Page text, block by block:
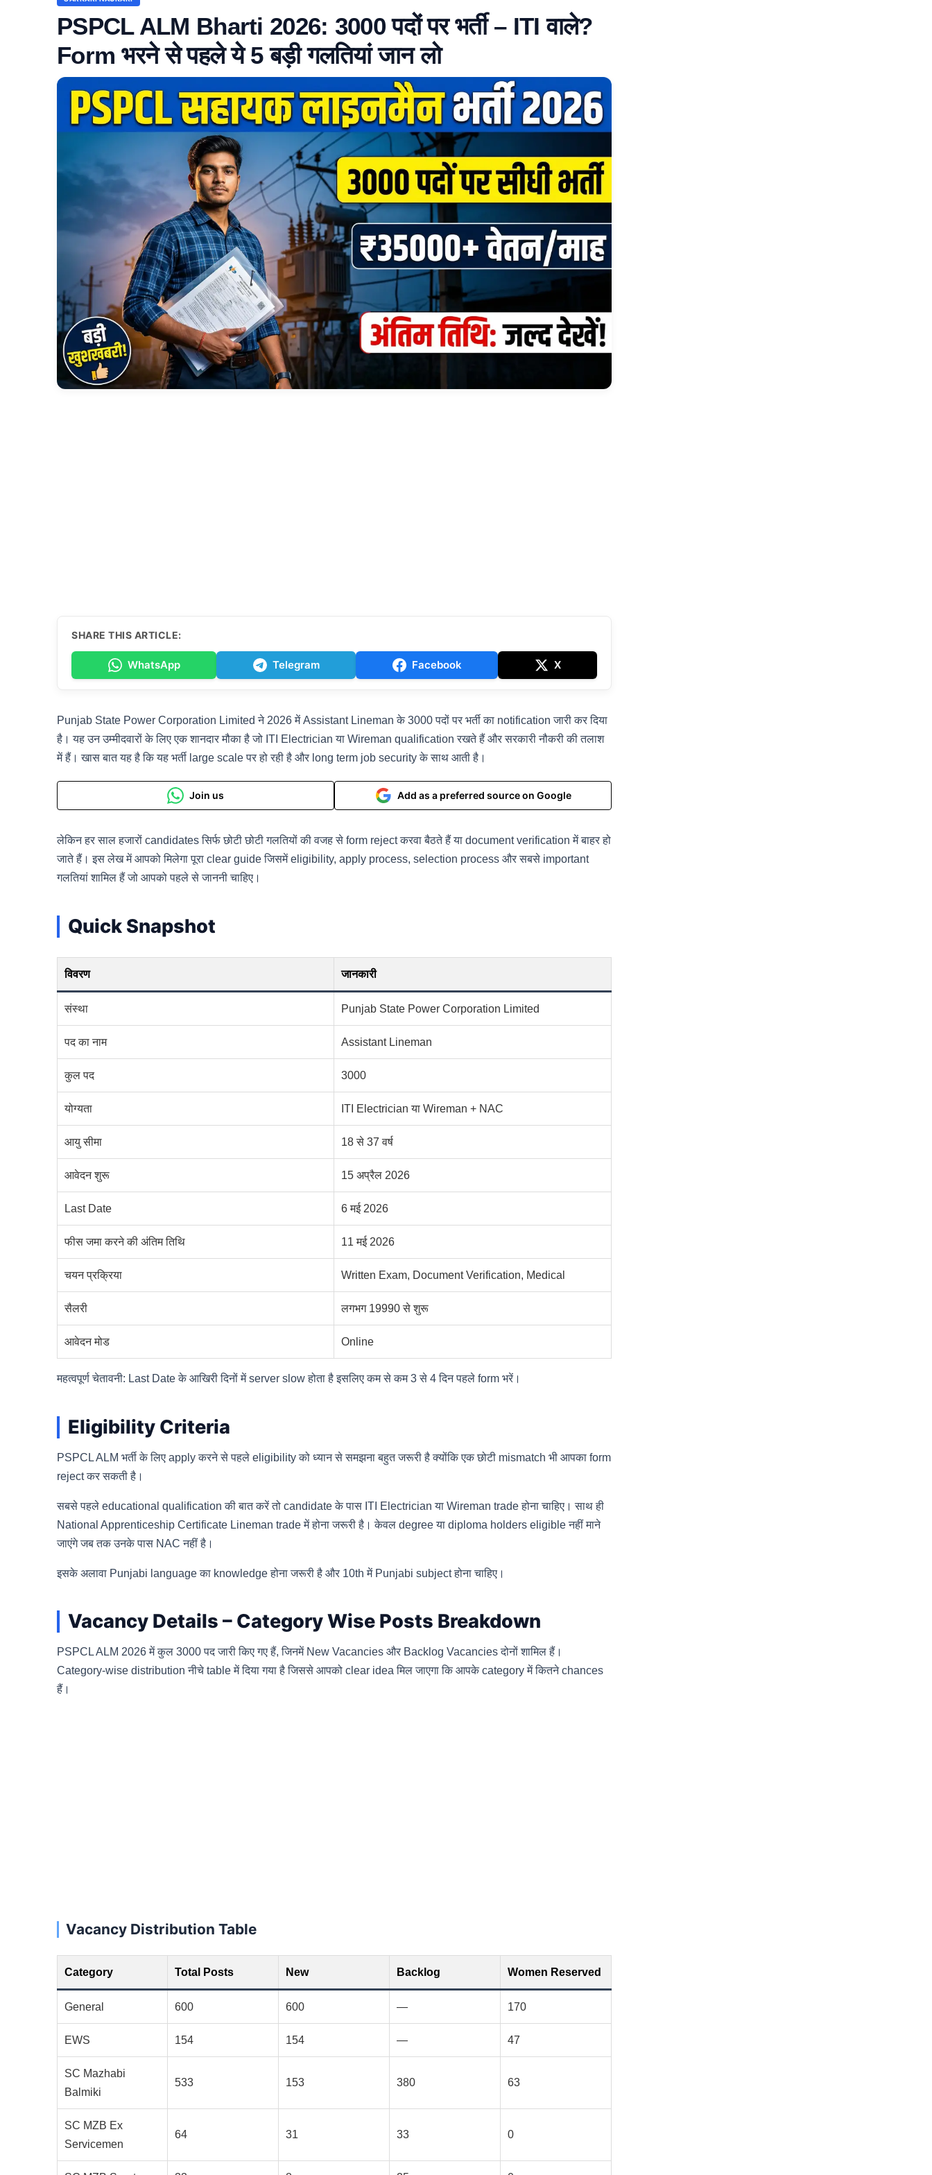
PSPCL ALM Bharti 2026: 3000 पदों पर भर्ती – ITI वाले?
Form भरने से पहले ये 5 बड़ी गलतियां जान लो
SHARE THIS ARTICLE:
WhatsApp Telegram Facebook X
Punjab State Power Corporation Limited ने 2026 में Assistant Lineman के 3000 पदों पर भर्ती का notification जारी कर दिया
है। यह उन उम्मीदवारों के लिए एक शानदार मौका है जो ITI Electrician या Wireman qualification रखते हैं और सरकारी नौकरी की तलाश
में हैं। खास बात यह है कि यह भर्ती large scale पर हो रही है और long term job security के साथ आती है।
Join us Add as a preferred source on Google
लेकिन हर साल हजारों candidates सिर्फ छोटी छोटी गलतियों की वजह से form reject करवा बैठते हैं या document verification में बाहर हो
जाते हैं। इस लेख में आपको मिलेगा पूरा clear guide जिसमें eligibility, apply process, selection process और सबसे important
गलतियां शामिल हैं जो आपको पहले से जाननी चाहिए।
Quick Snapshot
विवरण जानकारी
संस्था Punjab State Power Corporation Limited
पद का नाम Assistant Lineman
कुल पद 3000
योग्यता ITI Electrician या Wireman + NAC
आयु सीमा 18 से 37 वर्ष
आवेदन शुरू 15 अप्रैल 2026
Last Date 6 मई 2026
फीस जमा करने की अंतिम तिथि 11 मई 2026
चयन प्रक्रिया Written Exam, Document Verification, Medical
सैलरी लगभग 19990 से शुरू
आवेदन मोड Online
महत्वपूर्ण चेतावनी: Last Date के आखिरी दिनों में server slow होता है इसलिए कम से कम 3 से 4 दिन पहले form भरें।
Eligibility Criteria
PSPCL ALM भर्ती के लिए apply करने से पहले eligibility को ध्यान से समझना बहुत जरूरी है क्योंकि एक छोटी mismatch भी आपका form
reject कर सकती है।
सबसे पहले educational qualification की बात करें तो candidate के पास ITI Electrician या Wireman trade होना चाहिए। साथ ही
National Apprenticeship Certificate Lineman trade में होना जरूरी है। केवल degree या diploma holders eligible नहीं माने
जाएंगे जब तक उनके पास NAC नहीं है।
इसके अलावा Punjabi language का knowledge होना जरूरी है और 10th में Punjabi subject होना चाहिए।
Vacancy Details – Category Wise Posts Breakdown
PSPCL ALM 2026 में कुल 3000 पद जारी किए गए हैं, जिनमें New Vacancies और Backlog Vacancies दोनों शामिल हैं।
Category-wise distribution नीचे table में दिया गया है जिससे आपको clear idea मिल जाएगा कि आपके category में कितने chances
हैं।
Vacancy Distribution Table
Category Total Posts New Backlog Women Reserved
General 600 600 — 170
EWS 154 154 — 47
SC Mazhabi
Balmiki
533 153 380 63
SC MZB Ex
Servicemen
64 31 33 0